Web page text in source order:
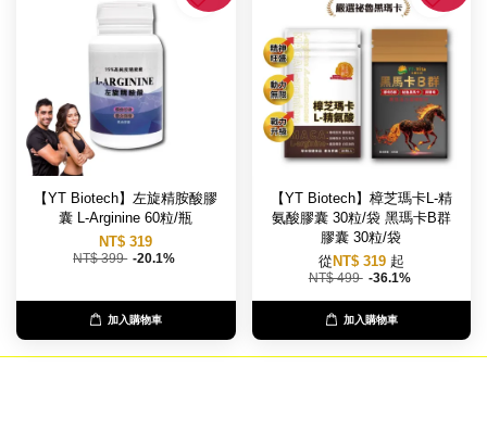
【YT Biotech】左旋精胺酸膠
囊 L-Arginine 60粒/瓶
NT$ 319
NT$ 399 -20.1%
加入購物車
【YT Biotech】樟芝瑪卡L-精
氨酸膠囊 30粒/袋 黑瑪卡B群
膠囊 30粒/袋
從 NT$ 319 起
NT$ 499 -36.1%
加入購物車